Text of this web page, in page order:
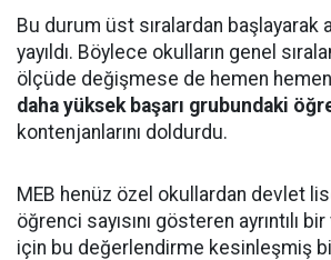
Bu durum üst sıralardan başlayarak
yayıldı. Böylece okulların genel
ölçüde değişmese de hemen
daha yüksek başarı grubundaki
kontenjanlarını doldurdu.
MEB henüz özel okullardan devlet
öğrenci sayısını gösteren ayrıntılı
için bu değerlendirme kesinleşmiş